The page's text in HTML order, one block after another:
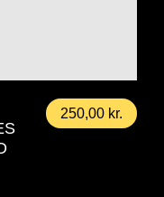
250,00 kr.